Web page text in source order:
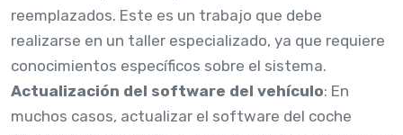
reemplazados. Este es un trabajo que debe
realizarse en un taller especializado, ya que requiere
conocimientos específicos sobre el sistema.
Actualización del software del vehículo: En
muchos casos, actualizar el software del coche